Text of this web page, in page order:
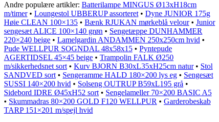
Andre populære artikler: Batterilampe MINGUS Ø13xH18cm
m/timer• Loungestol UBBERUP assorteret • Dyne JUNIOR 175g
Høie CLEAN 100×135 • Bænk RJUKAN mørkeblå velour• Junior
sengesæt ALICE 100×140 grøn • Sengetæppe DUNHAMMER
220×240 beige • Lamelgardin ANDAMMEN 250x250cm hvid •
Pude WELLPUR SOGNDAL 48x58x15 • Pyntepude
AGERTIDSEL 45×45 beige • Trampolin FALK Ø250
m/sikkerhedsnet sort • Kurv BJORN B30xL35xH25cm natur• Stol
SANDVED sort • Sengeramme HALD 180×200 lys eg • Sengesæt
SUSSI 140×200 hvid • Solseng OUTRUP B59xL195 grå •
Sidebord IDRE Ø45xH52 sort • Sengelameller 70×200 BASIC A5
• Skummadras 80×200 GOLD F120 WELLPUR • Garderobeskab
TARP 151×201 m/spejl hvid